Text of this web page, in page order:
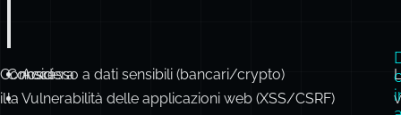
Conosci
il
Considera
la
Accesso a dati sensibili (bancari/crypto)
Vulnerabilità delle applicazioni web (XSS/CSRF)